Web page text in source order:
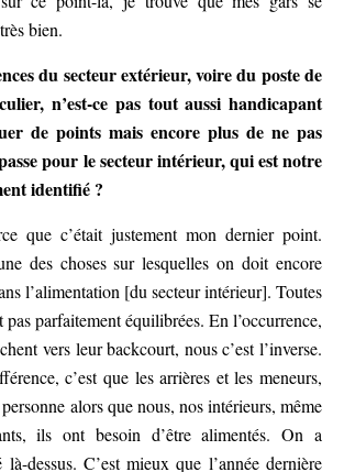
bien.
du secteur extérieur, voire du poste de
n’est-ce pas tout aussi handicapant
de points mais encore plus de ne pas
pour le secteur intérieur, qui est notre
identifié ?
que c’était justement mon dernier point.
des choses sur lesquelles on doit encore
l’alimentation [du secteur intérieur]. Toutes
pas parfaitement équilibrées. En l’occurrence,
vers leur backcourt, nous c’est l’inverse.
c’est que les arrières et les meneurs,
alors que nous, nos intérieurs, même
ils ont besoin d’être alimentés. On a
dessus. C’est mieux que l’année dernière